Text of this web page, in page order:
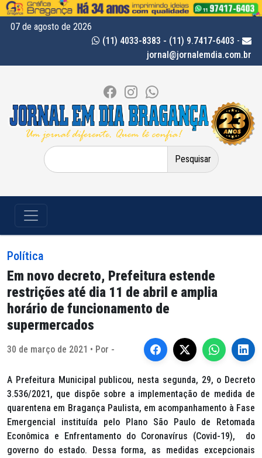
07 de agosto de 2026
(11) 4033-8383 - (11) 9.7417-6403 -
jornal@jornalemdia.com.br
Pesquisar
por:
Política
Em novo decreto, Prefeitura estende
restrições até dia 11 de abril e amplia
horário de funcionamento de
supermercados
30 de março de 2021 • Por -
A Prefeitura Municipal publicou, nesta segunda, 29, o Decreto
3.536/2021, que dispõe sobre a implementação de medida de
quarentena em Bragança Paulista, em acompanhamento à Fase
Emergencial instituída pelo Plano São Paulo de Retomada
Econômica e Enfrentamento do Coronavírus (Covid-19), do
governo do estado. Dessa forma, as medidas excepcionais